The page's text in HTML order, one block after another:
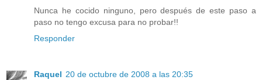
Nunca he cocido ninguno, pero después de este paso a
paso no tengo excusa para no probar!!
Responder
Raquel 20 de octubre de 2008 a las 20:35